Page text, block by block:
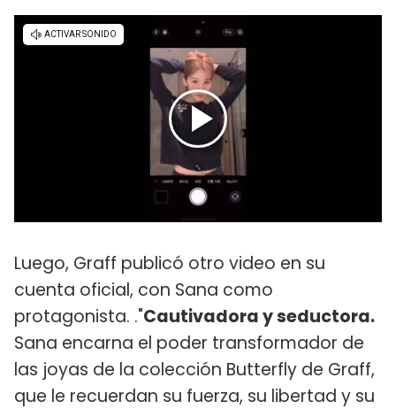
Luego, Graff publicó otro video en su
cuenta oficial, con Sana como
protagonista. ."Cautivadora y seductora.
Sana encarna el poder transformador de
las joyas de la colección Butterfly de Graff,
que le recuerdan su fuerza, su libertad y su